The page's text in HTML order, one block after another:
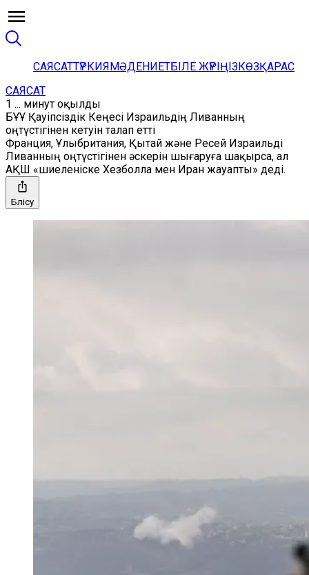
САЯСАТТҮРКИЯМӘДЕНИЕТБІЛЕ ЖҮРІҢІЗКӨЗҚАРАС
САЯСАТ
1 ... минут оқылды
БҰҰ Қауіпсіздік Кеңесі Израильдің Ливанның
оңтүстігінен кетуін талап етті
Франция, Ұлыбритания, Қытай және Ресей Израильді
Ливанның оңтүстігінен әскерін шығаруға шақырса, ал
АҚШ «шиеленіске Хезболла мен Иран жауапты» деді.
Бөлісу